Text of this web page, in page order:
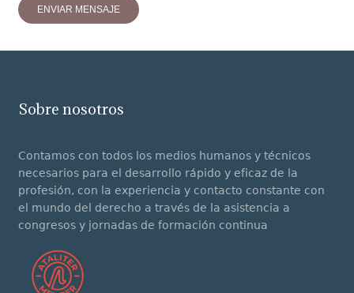
Sobre nosotros
Contamos con todos los medios humanos y técnicos
necesarios para el desarrollo rápido y eficaz de la
profesión, con la experiencia y contacto constante con
el mundo del derecho a través de la asistencia a
congresos y jornadas de formación continua